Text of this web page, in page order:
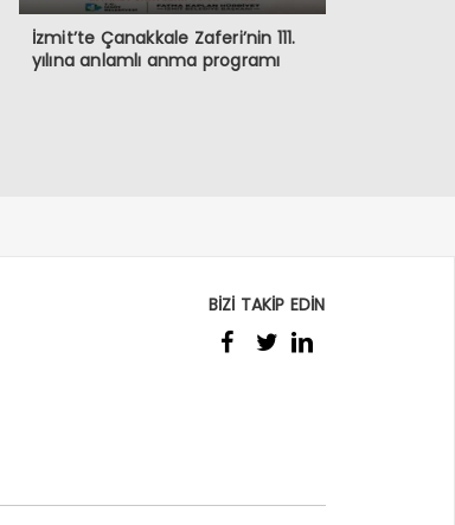
İzmit’te Çanakkale Zaferi’nin 111.
yılına anlamlı anma programı
BİZİ TAKİP EDİN